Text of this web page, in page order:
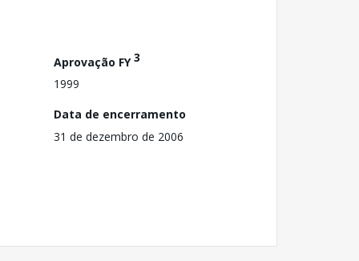
Aprovação FY3
1999
Data de encerramento
31 de dezembro de 2006